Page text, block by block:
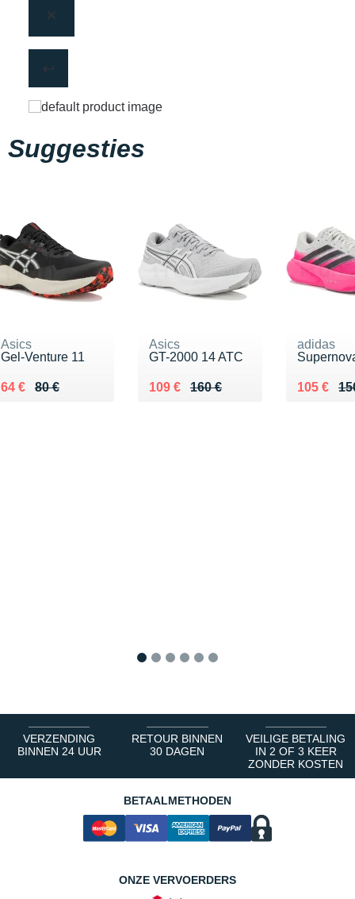
Suggesties
Asics
Gel-Venture 11
80 €
Au lieu de 80 €
64 €
Vendu 64 €
Asics
GT-2000 14 ATC
160 €
Au lieu de 160 €
109 €
Vendu 109 €
adidas
Au lieu
105 €
Vendu
VERZENDING
BINNEN 24 UUR
RETOUR BINNEN
30 DAGEN
VEILIGE BETALING
IN 2 OF 3 KEER
ZONDER KOSTEN
BETAALMETHODEN
ONZE VERVOERDERS